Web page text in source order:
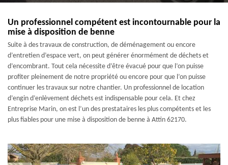
Un professionnel compétent est incontournable pour la
mise à disposition de benne
Suite à des travaux de construction, de déménagement ou encore
d’entretien d’espace vert, on peut générer énormément de déchets et
d’encombrant. Tout cela nécessite d’être évacué pour que l’on puisse
profiter pleinement de notre propriété ou encore pour que l’on puisse
continuer les travaux sur notre chantier. Un professionnel de location
d’engin d’enlèvement déchets est indispensable pour cela. Et chez
Entreprise Marin, on est l’un des prestataires les plus compétents et les
plus fiables pour une mise à disposition de benne à Attin 62170.